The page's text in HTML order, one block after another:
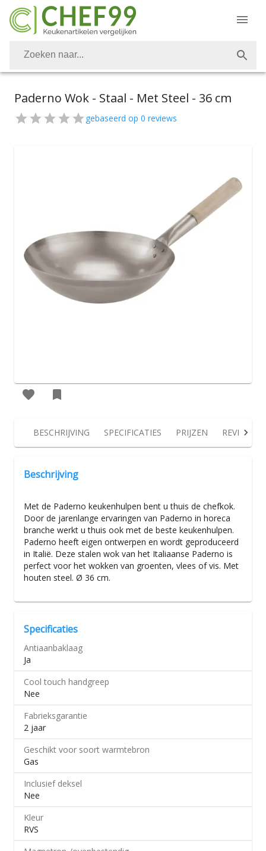
Paderno Wok - Staal - Met Steel - 36 cm
gebaseerd op 0 reviews
BESCHRIJVING SPECIFICATIES PRIJZEN REVIEWS
Beschrijving
Met de Paderno keukenhulpen bent u thuis de chefkok.
Door de jarenlange ervaringen van Paderno in horeca
branche werkt u thuis ook met de beste keukenhulpen.
Paderno heeft eigen ontwerpen en wordt geproduceerd
in Italië. Deze stalen wok van het Italiaanse Paderno is
perfect voor het wokken van groenten, vlees of vis. Met
houten steel. Ø 36 cm.
Specificaties
Antiaanbaklaag
Ja
Cool touch handgreep
Nee
Fabrieksgarantie
2 jaar
Geschikt voor soort warmtebron
Gas
Inclusief deksel
Nee
Kleur
RVS